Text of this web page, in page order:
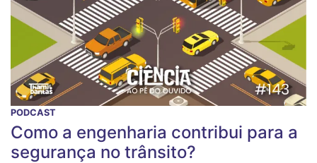
PODCAST
Como a engenharia contribui para a
segurança no trânsito?